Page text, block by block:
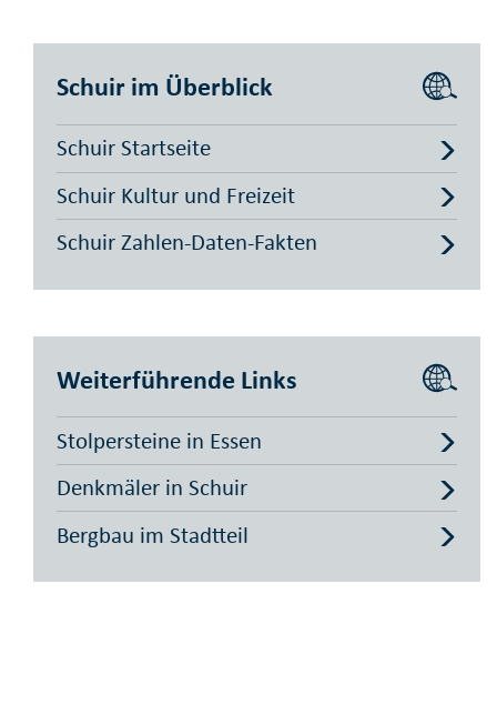
Schuir im Überblick
Schuir Startseite
Schuir Kultur und Freizeit
Schuir Zahlen-Daten-Fakten
Weiterführende Links
Stolpersteine in Essen
Denkmäler in Schuir
Bergbau im Stadtteil